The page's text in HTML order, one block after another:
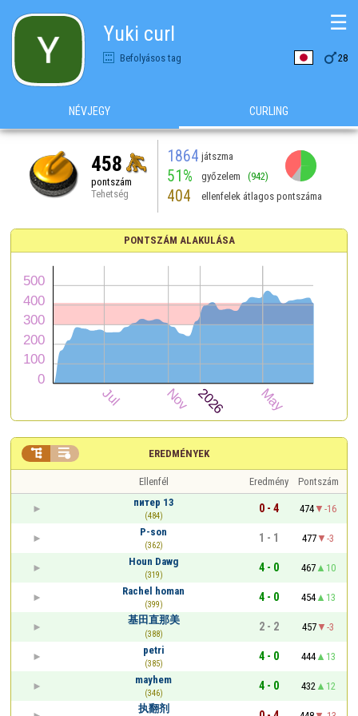
Yuki curl
Befolyásos tag 28
☰
NÉVJEGY CURLING
458
pontszám
Tehetség
1864 játszma
51% győzelem (942)
404 ellenfelek átlagos pontszáma
PONTSZÁM ALAKULÁSA
EREDMÉNYEK
 
Ellenfél Eredmény
Pontszám
питер 13
(484)
0 - 4 474
-16
P-son
(362)
1 - 1 477
-3
Houn Dawg
(319)
4 - 0 467
10
Rachel homan
(399)
4 - 0 454
13
基田直那美
(388)
2 - 2 457
-3
petri
(385)
4 - 0 444
13
mayhem
(346)
4 - 0 432
12
执翻剂